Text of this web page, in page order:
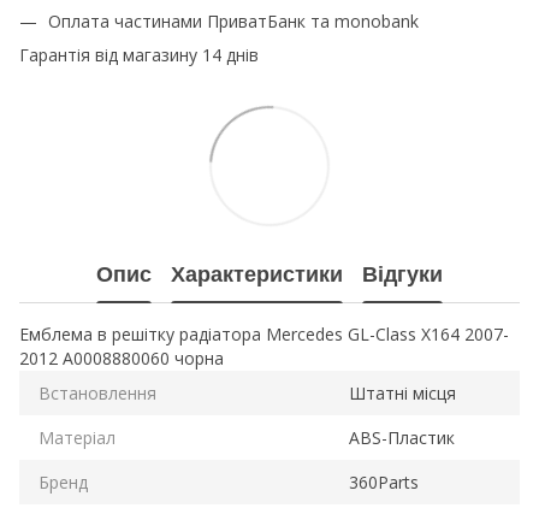
Оплата частинами ПриватБанк та monobank
Гарантія від магазину 14 днів
Опис Характеристики Відгуки
Емблема в решітку радіатора Mercedes GL-Class X164 2007-
2012 A0008880060 чорна
Встановлення
Штатні місця
Матеріал
ABS-Пластик
Бренд
360Parts